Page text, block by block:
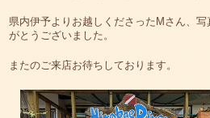
県内伊予よりお越しくださったMさん、
がとうございました。
またのご来店お待ちしております。